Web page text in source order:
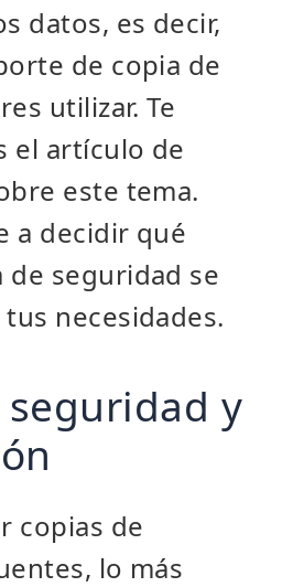
datos, es decir,
de copia de
utilizar. Te
el artículo de
este tema.
a decidir qué
de seguridad se
necesidades.
seguridad y
copias de
lo más